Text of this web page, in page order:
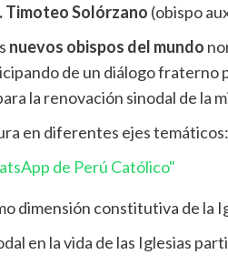
Timoteo Solórzano (obispo
nuevos obispos del mundo
de un diálogo fraterno
la renovación sinodal de la
en diferentes ejes temáticos:
de Perú Católico"
dimensión constitutiva de la
en la vida de las Iglesias